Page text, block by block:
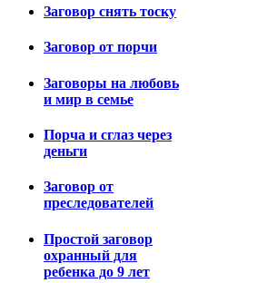
Заговор снять тоску
Заговор от порчи
Заговоры на любовь
и мир в семье
Порча и сглаз через
деньги
Заговор от
преследователей
Простой заговор
охранный для
ребенка до 9 лет